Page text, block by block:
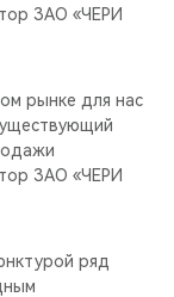
ЗАО «ЧЕРИ
рынке для нас
ЗАО «ЧЕРИ
ряд